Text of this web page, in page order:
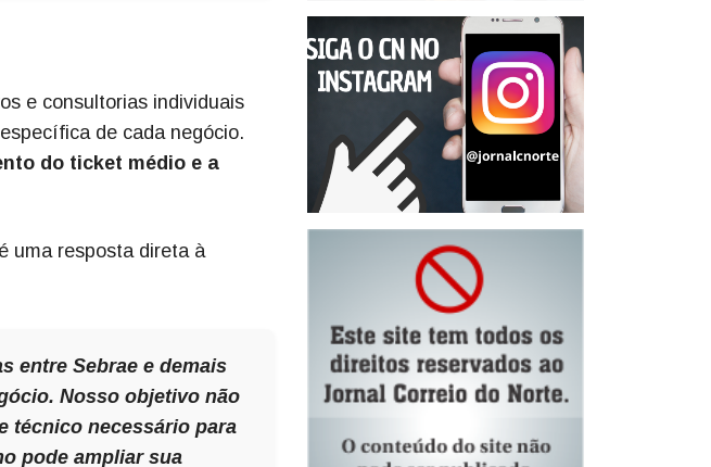
e consultorias individuais
de cada negócio.
do ticket médio e a
uma resposta direta à
entre Sebrae e demais
Nosso objetivo não
técnico necessário para
pode ampliar sua